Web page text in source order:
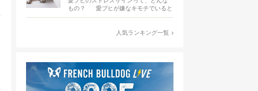
もの？ 愛ブヒが嫌なキモチでいると
き、皆さんはそれをどのよう...
人気ランキング一覧